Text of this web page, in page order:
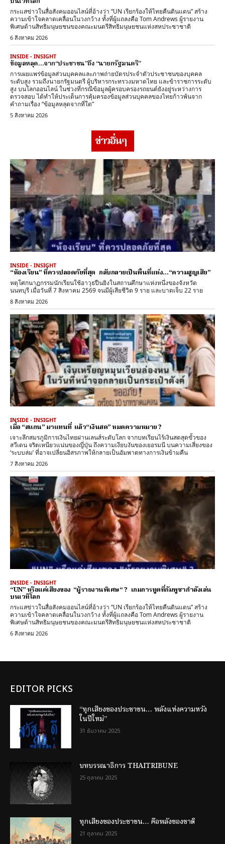
กระแสข่าวในสื่อสังคมออนไลน์ที่อ้างว่า “UN เรียกร้องให้ไทยคืนดินแดน” สร้าง
ความเข้าใจคลาดเคลื่อนในวงกว้าง ทั้งที่ผู้แถลงคือ Tom Andrews ผู้รายงาน
พิเศษด้านสิทธิมนุษยชนของคณะมนตรีสิทธิมนุษยชนแห่งสหประชาชาติ
6 สิงหาคม 2026
INSIDE - INSIGHT
ข้อมูลหลุด…จาก“ประชาชน”ถึง “นายกรัฐมนตรี”
การเผยแพร่ข้อมูลส่วนบุคคลและภาพถ่ายบัตรประจำตัวประชาชนของบุคคล
ระดับสูง รวมถึงนายกรัฐมนตรี ผู้บริหารกระทรวงมหาดไทย และข้าราชการระดับ
สูง บนโลกออนไลน์ ในช่วงที่กรณีข้อมูลผู้ครอบครองรถยนต์ยังอยู่ระหว่างการ
ตรวจสอบ ได้ทำให้ประเด็นการคุ้มครองข้อมูลส่วนบุคคลของไทยก้าวพ้นจาก
คำถามเรื่อง “ข้อมูลหลุดจากที่ใด”
5 สิงหาคม 2026
ข่าวอื่นๆ
INSIDE - INSIGHT
“ห้องเรียน” ที่ควรปลอดภัยที่สุด กลับกลายเป็นพื้นที่แห่ง…“ความสูญเสีย”
หตุโศกนาฏกรรมนักเรียนใช้อาวุธปืนยิงในสถานศึกษาแห่งหนึ่งของจังหวัด
นนทบุรี เมื่อวันที่ 7 สิงหาคม 2569 จนมีผู้เสียชีวิต 9 ราย และบาดเจ็บ 22 ราย
8 สิงหาคม 2026
INSIDE - INSIGHT
เมื่อ “สแกน” มาแทนที่ แล้ว“เงินสด” หมดความหมาย ?
เจาะลึกสมรภูมิการเงินไทยผ่านเลนส์ระดับโลก จากบทเรียนไร้เงินสดสุดขั้วของ
สวีเดน จริตเหนียวแน่นของญี่ปุ่น ถึงความเงียบงันของเยอรมนี บนความเสี่ยงของ
‘ระบบล่ม’ ที่อาจเปลี่ยนอิสรภาพให้กลายเป็นอัมพาตทางการเงินข้ามคืน
7 สิงหาคม 2026
INSIDE - INSIGHT
“UN” หรือแค่เสียงของ “ผู้รายงานพิเศษ“ ? เกมการทูตที่กัมพูชากำลังเล่น
บนเวทีโลก
กระแสข่าวในสื่อสังคมออนไลน์ที่อ้างว่า “UN เรียกร้องให้ไทยคืนดินแดน” สร้าง
ความเข้าใจคลาดเคลื่อนในวงกว้าง ทั้งที่ผู้แถลงคือ Tom Andrews ผู้รายงาน
พิเศษด้านสิทธิมนุษยชนของคณะมนตรีสิทธิมนุษยชนแห่งสหประชาชาติ
6 สิงหาคม 2026
EDITOR PICKS
“ทุกเสียงของประชาชน… พลังแห่งความหวัง
ในปีใหม่”
31 ธันวาคม 2025
บทบรรณาธิการ THAITRIBUNE
25 ตุลาคม 2025
ทุกเสียงของประชาชน… คือพลังของชาติ
21 ตุลาคม 2025